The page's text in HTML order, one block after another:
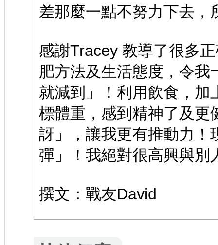
差那麼一點不努力下去，
感謝Tracey 教導了很多
肥方法及生活態度，令
就減到」！利用飲食，加
標體重，感到精神了及更
訝」，讓我更有推動力！
彈」！我絕對很高興與別
撰文：戰友David